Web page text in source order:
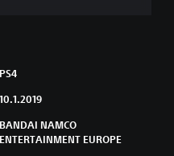
PS4
10.1.2019
BANDAI NAMCO
ENTERTAINMENT EUROPE